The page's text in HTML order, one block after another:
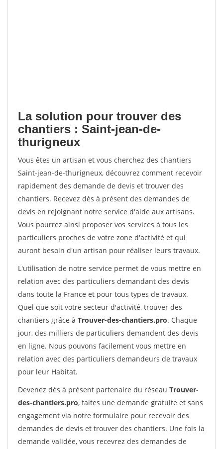
La solution pour trouver des
chantiers : Saint-jean-de-
thurigneux
Vous êtes un artisan et vous cherchez des chantiers
Saint-jean-de-thurigneux, découvrez comment recevoir
rapidement des demande de devis et trouver des
chantiers. Recevez dès à présent des demandes de
devis en rejoignant notre service d'aide aux artisans.
Vous pourrez ainsi proposer vos services à tous les
particuliers proches de votre zone d'activité et qui
auront besoin d'un artisan pour réaliser leurs travaux.
L'utilisation de notre service permet de vous mettre en
relation avec des particuliers demandant des devis
dans toute la France et pour tous types de travaux.
Quel que soit votre secteur d'activité, trouver des
chantiers grâce à Trouver-des-chantiers.pro. Chaque
jour, des milliers de particuliers demandent des devis
en ligne. Nous pouvons facilement vous mettre en
relation avec des particuliers demandeurs de travaux
pour leur Habitat.
Devenez dès à présent partenaire du réseau Trouver-
des-chantiers.pro, faites une demande gratuite et sans
engagement via notre formulaire pour recevoir des
demandes de devis et trouver des chantiers. Une fois la
demande validée, vous recevrez des demandes de